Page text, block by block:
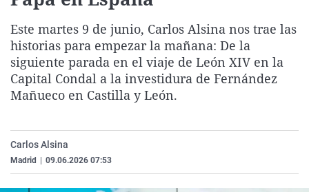
Gente viajera
Como el perro y el
Retornados
Equipo de
Operación Viuda
Galicia
La Rioja
Navarra
Televisión
Elecciones
Este martes 9 de junio, Carlos Alsina nos trae las
historias para empezar la mañana: De la
siguiente parada en el viaje de León XIV en la
Capital Condal a la investidura de Fernández
Mañueco en Castilla y León.
Carlos Alsina
Madrid 09.06.2026 07:53